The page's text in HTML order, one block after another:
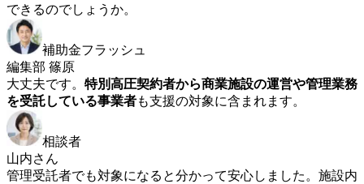
できるのでしょうか。
補助金フラッシュ
編集部 篠原
大丈夫です。 特別高圧契約者から商業施設の運営や管理業務
を受託している事業者も支援の対象に含まれます。
相談者
山内さん
管理受託者でも対象になると分かって安心しました。施設内